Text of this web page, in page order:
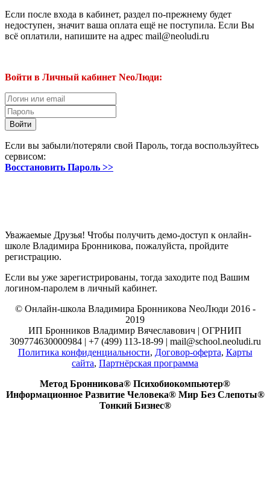
Если после входа в кабинет, раздел по-прежнему будет
недоступен, значит ваша оплата ещё не поступила. Если Вы
всё оплатили, напишите на адрес mail@neoludi.ru
Войти в Личный кабинет NeoЛюди:
Если вы забыли/потеряли свой Пароль, тогда воспользуйтесь
сервисом:
Восстановить Пароль >>
Уважаемые Друзья! Чтобы получить демо-доступ к онлайн-
школе Владимира Бронникова, пожалуйста, пройдите
регистрацию.
Если вы уже зарегистрированы, тогда заходите под Вашим
логином-паролем в личный кабинет.
© Онлайн-школа Владимира Бронникова NeoЛюди 2016 -
2019
ИП Бронников Владимир Вячеславович | ОГРНИП
309774630000984 | +7 (499) 113-18-99 | mail@school.neoludi.ru
Политика конфиденциальности, Договор-оферта, Карты
сайта, Партнёрская программа
Метод Бронникова® Психобиокомпьютер®
Информационное Развитие Человека® Мир Без Слепоты®
Тонкий Бизнес®